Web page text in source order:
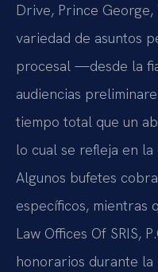
Drive, Prince George,
variedad de asuntos
procesal —desde la
audiencias
tiempo total que un
lo cual se refleja en
Algunos bufetes
específicos, mientras
Law Offices Of SRIS,
honorarios durante